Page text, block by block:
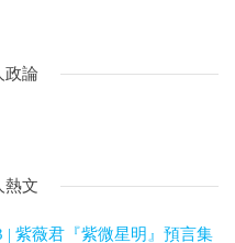
政論
熱文
| 紫薇君『紫微星明』預言集